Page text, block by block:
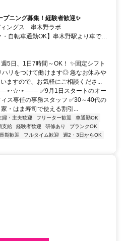
プニング募集！経験者歓迎✨
ィングス 串木野ラボ
自転車通勤OK】串木野駅より車で6
5日、1日7時間～OK！ ✨固定シフト
ハリをつけて働けます◎ 急なお休みや
ますので、お気軽にご相談くださ...
✅9月1日スタートのオー
ス専任の事務スタッフ ✅30～40代の
・はま寿司で使える割引...
婦・主夫歓迎 フリーター歓迎
車通勤OK
支給 経験者歓迎 研修あり
ブランクOK
長期歓迎 フルタイム歓迎
週2・3日からOK